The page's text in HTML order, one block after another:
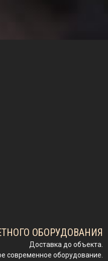
ОБОРУДОВАНИЯ
Доставка до объекта.
современное оборудование.